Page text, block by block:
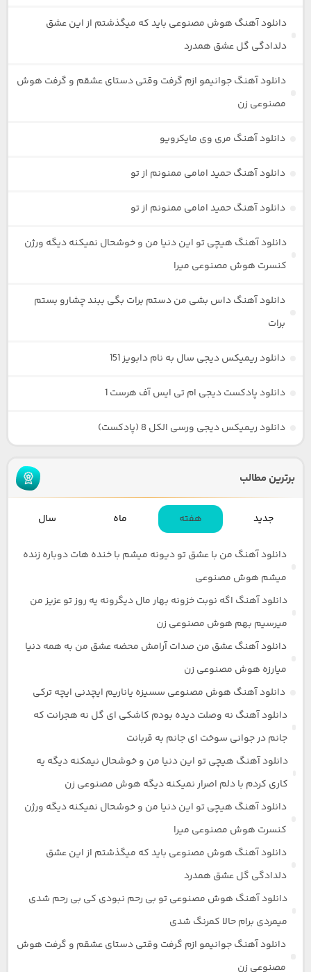
دانلود آهنگ هوش مصنوعی باید که میگذشتم از این عشق
دلدادگی گل عشق همدرد
دانلود آهنگ جوانیمو ازم گرفت وقتی دستای عشقم و گرفت هوش
مصنوعی زن
دانلود آهنگ مری وی مایکرویو
دانلود آهنگ حمید امامی ممنونم از تو
دانلود آهنگ حمید امامی ممنونم از تو
دانلود آهنگ هیچی تو این دنیا من و خوشحال نمیکنه دیگه ورژن
کنسرت هوش مصنوعی میرا
دانلود آهنگ داس بشی من دستم برات بگی ببند چشارو بستم
برات
دانلود ریمیکس دیجی سال به نام دابویز 151
دانلود پادکست دیجی ام تی ایس آف هرست 1
دانلود ریمیکس دیجی ورسی الکل 8 (پادکست)
برترین مطالب
جدید هفته ماه سال
دانلود آهنگ من با عشق تو دیونه میشم با خنده هات دوباره زنده
میشم هوش مصنوعی
دانلود آهنگ اگه نوبت خزونه بهار مال دیگرونه یه روز تو عزیز من
میرسیم بهم هوش مصنوعی زن
دانلود آهنگ عشق من صدات آرامش محضه عشق من به همه دنیا
میارزه هوش مصنوعی زن
دانلود آهنگ هوش مصنوعی سسیزه یاناریم ایچدنی ایچه ترکی
دانلود آهنگ نه وصلت دیده بودم کاشکی ای گل نه هجرانت که
جانم در جوانی سوخت ای جانم به قربانت
دانلود آهنگ هیچی تو این دنیا من و خوشحال نیمکنه دیگه یه
کاری کردم با دلم اصرار نمیکنه دیگه هوش مصنوعی زن
دانلود آهنگ هیچی تو این دنیا من و خوشحال نمیکنه دیگه ورژن
کنسرت هوش مصنوعی میرا
دانلود آهنگ هوش مصنوعی باید که میگذشتم از این عشق
دلدادگی گل عشق همدرد
دانلود آهنگ هوش مصنوعی تو بی رحم نبودی کی بی رحم شدی
میمردی برام حالا کمرنگ شدی
دانلود آهنگ جوانیمو ازم گرفت وقتی دستای عشقم و گرفت هوش
مصنوعی زن